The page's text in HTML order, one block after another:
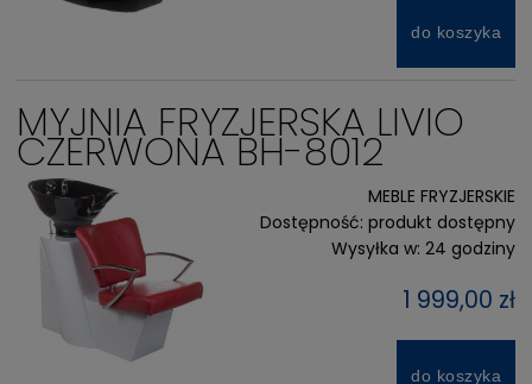
do koszyka
MYJNIA FRYZJERSKA LIVIO
CZERWONA BH-8012
MEBLE FRYZJERSKIE
Dostępność: produkt dostępny
Wysyłka w: 24 godziny
1 999,00 zł
do koszyka